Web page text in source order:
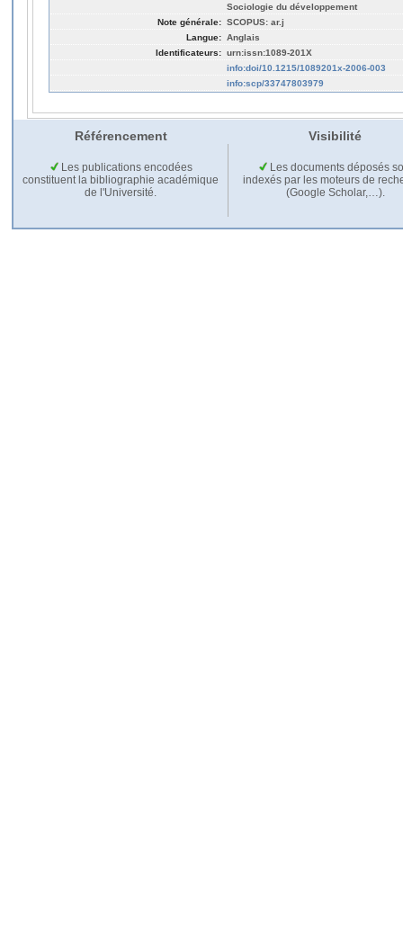
Sociologie du développement
Note générale: SCOPUS: ar.j
Langue: Anglais
Identificateurs: urn:issn:1089-201X
info:doi/10.1215/1089201x-2006-003
info:scp/33747803979
Référencement Visibilité
Les publications encodées
constituent la bibliographie académique
de l'Université.
Les documents déposés
indexés par les moteurs de
(Google Scholar,…).